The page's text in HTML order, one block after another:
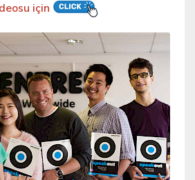
için